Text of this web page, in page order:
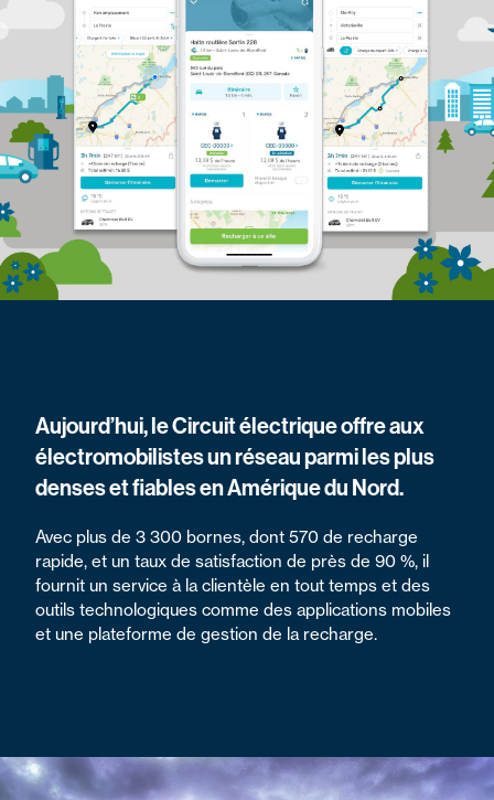
Aujourd’hui, le Circuit électrique offre aux
électromobilistes un réseau parmi les plus
denses et fiables en Amérique du Nord.
Avec plus de 3 300 bornes, dont 570 de recharge
rapide, et un taux de satisfaction de près de 90 %, il
fournit un service à la clientèle en tout temps et des
outils technologiques comme des applications mobiles
et une plateforme de gestion de la recharge.